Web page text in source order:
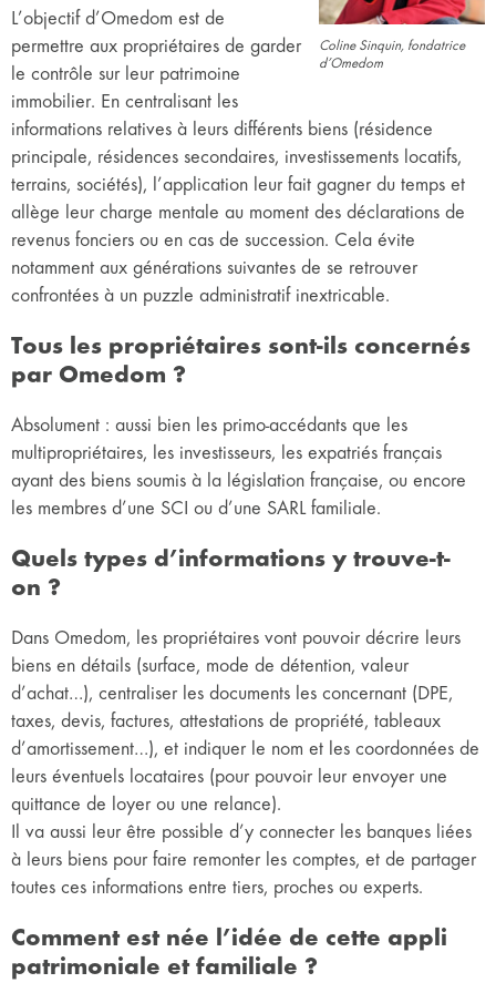
Coline Sinquin, fondatrice
d’Omedom
L’objectif d’Omedom est de
permettre aux propriétaires de garder
le contrôle sur leur patrimoine
immobilier. En centralisant les
informations relatives à leurs différents biens (résidence
principale, résidences secondaires, investissements locatifs,
terrains, sociétés), l’application leur fait gagner du temps et
allège leur charge mentale au moment des déclarations de
revenus fonciers ou en cas de succession. Cela évite
notamment aux générations suivantes de se retrouver
confrontées à un puzzle administratif inextricable.
Tous les propriétaires sont-ils concernés
par Omedom ?
Absolument : aussi bien les primo-accédants que les
multipropriétaires, les investisseurs, les expatriés français
ayant des biens soumis à la législation française, ou encore
les membres d’une SCI ou d’une SARL familiale.
Quels types d’informations y trouve-t-
on ?
Dans Omedom, les propriétaires vont pouvoir décrire leurs
biens en détails (surface, mode de détention, valeur
d’achat…), centraliser les documents les concernant (DPE,
taxes, devis, factures, attestations de propriété, tableaux
d’amortissement…), et indiquer le nom et les coordonnées de
leurs éventuels locataires (pour pouvoir leur envoyer une
quittance de loyer ou une relance).
Il va aussi leur être possible d’y connecter les banques liées
à leurs biens pour faire remonter les comptes, et de partager
toutes ces informations entre tiers, proches ou experts.
Comment est née l’idée de cette appli
patrimoniale et familiale ?